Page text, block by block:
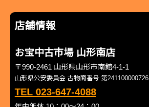
店舗情報
お宝中古市場 山形南店
〒990-2461 山形県山形市南館4-1-1
山形県公安委員会 古物商番号:第241100000726
TEL 023-647-4088